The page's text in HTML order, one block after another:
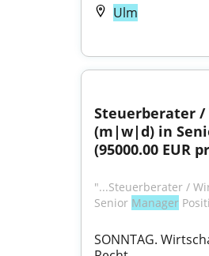
Ulm
Steuerberater
(m|w|d) in
(95000.00 EUR
"...Steuerberater /
Senior Manager
SONNTAG.